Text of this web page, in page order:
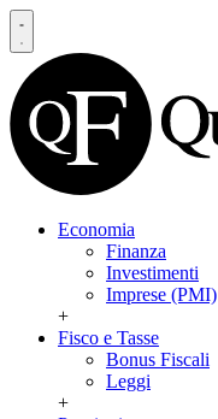
Economia
Finanza
Investimenti
Imprese (PMI)
+
Fisco e Tasse
Bonus Fiscali
Leggi
+